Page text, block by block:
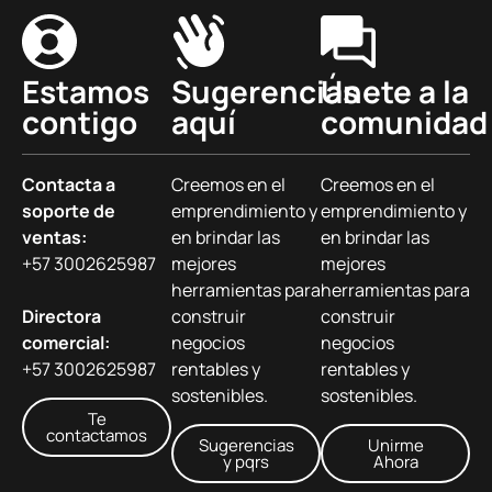
Estamos
contigo
Contacta a
soporte de
ventas:
+57 3002625987
Directora
comercial:
+57 3002625987
Te
contactamos
Sugerencias
aquí
Creemos en el
emprendimiento y
en brindar las
mejores
herramientas para
construir
negocios
rentables y
sostenibles.
Sugerencias
y pqrs
Únete a la
comunidad
Creemos en el
emprendimiento y
en brindar las
mejores
herramientas para
construir
negocios
rentables y
sostenibles.
Unirme
Ahora